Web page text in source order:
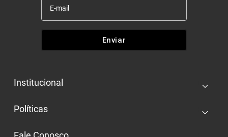
Enviar
Institucional
Trabalhe conosco
Políticas